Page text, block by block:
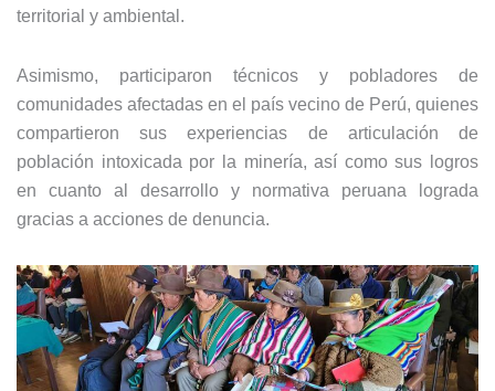
territorial y ambiental.
Asimismo, participaron técnicos y pobladores de
comunidades afectadas en el país vecino de Perú, quienes
compartieron sus experiencias de articulación de
población intoxicada por la minería, así como sus logros
en cuanto al desarrollo y normativa peruana lograda
gracias a acciones de denuncia.